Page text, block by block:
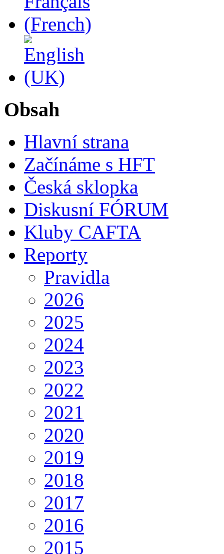
Obsah
Hlavní strana
Začínáme s HFT
Česká sklopka
Diskusní FÓRUM
Kluby CAFTA
Reporty
Pravidla
2026
2025
2024
2023
2022
2021
2020
2019
2018
2017
2016
2015